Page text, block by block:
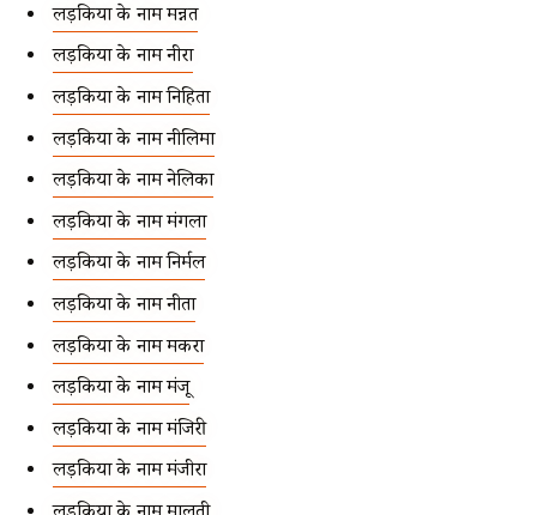
लड़कियों के नाम मन्नत
लड़कियों के नाम नीरा
लड़कियों के नाम निहिता
लड़कियों के नाम नीलिमा
लड़कियों के नाम नेलिका
लड़कियों के नाम मंगला
लड़कियों के नाम निर्मल
लड़कियों के नाम नीता
लड़कियों के नाम मकरा
लड़कियों के नाम मंजू
लड़कियों के नाम मंजिरी
लड़कियों के नाम मंजीरा